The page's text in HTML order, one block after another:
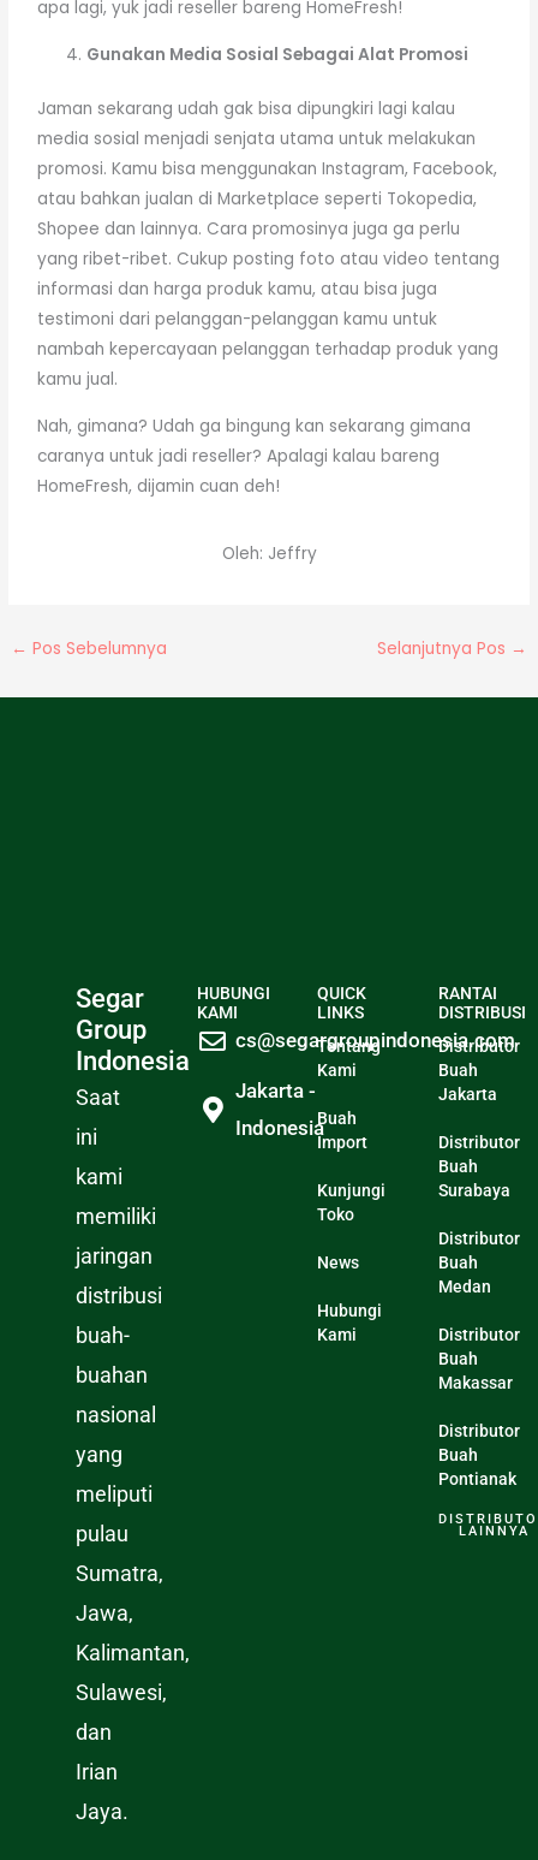
apa lagi, yuk jadi reseller bareng HomeFresh!
Gunakan Media Sosial Sebagai Alat Promosi
Jaman sekarang udah gak bisa dipungkiri lagi kalau
media sosial menjadi senjata utama untuk melakukan
promosi. Kamu bisa menggunakan Instagram, Facebook,
atau bahkan jualan di Marketplace seperti Tokopedia,
Shopee dan lainnya. Cara promosinya juga ga perlu
yang ribet-ribet. Cukup posting foto atau video tentang
informasi dan harga produk kamu, atau bisa juga
testimoni dari pelanggan-pelanggan kamu untuk
nambah kepercayaan pelanggan terhadap produk yang
kamu jual.
Nah, gimana? Udah ga bingung kan sekarang gimana
caranya untuk jadi reseller? Apalagi kalau bareng
HomeFresh, dijamin cuan deh!
Oleh: Jeffry
← Pos Sebelumnya Selanjutnya Pos →
Segar
Group
Indonesia
Saat
ini
kami
memiliki
jaringan
distribusi
buah-
buahan
nasional
yang
meliputi
pulau
Sumatra,
Jawa,
Kalimantan,
Sulawesi,
dan
Irian
Jaya.
HUBUNGI
KAMI
cs@segargroupindonesia.com
Jakarta -
Indonesia
QUICK
LINKS
Tentang
Kami
Buah
Import
Kunjungi
Toko
News
Hubungi
Kami
RANTAI
DISTRIBUSI
Distributor
Buah
Jakarta
Distributor
Buah
Surabaya
Distributor
Buah
Medan
Distributor
Buah
Makassar
Distributor
Buah
Pontianak
LAINNYA